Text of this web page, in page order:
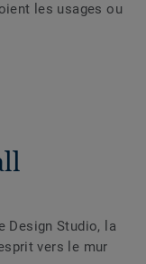
les usages ou
Design Studio, la
vers le mur